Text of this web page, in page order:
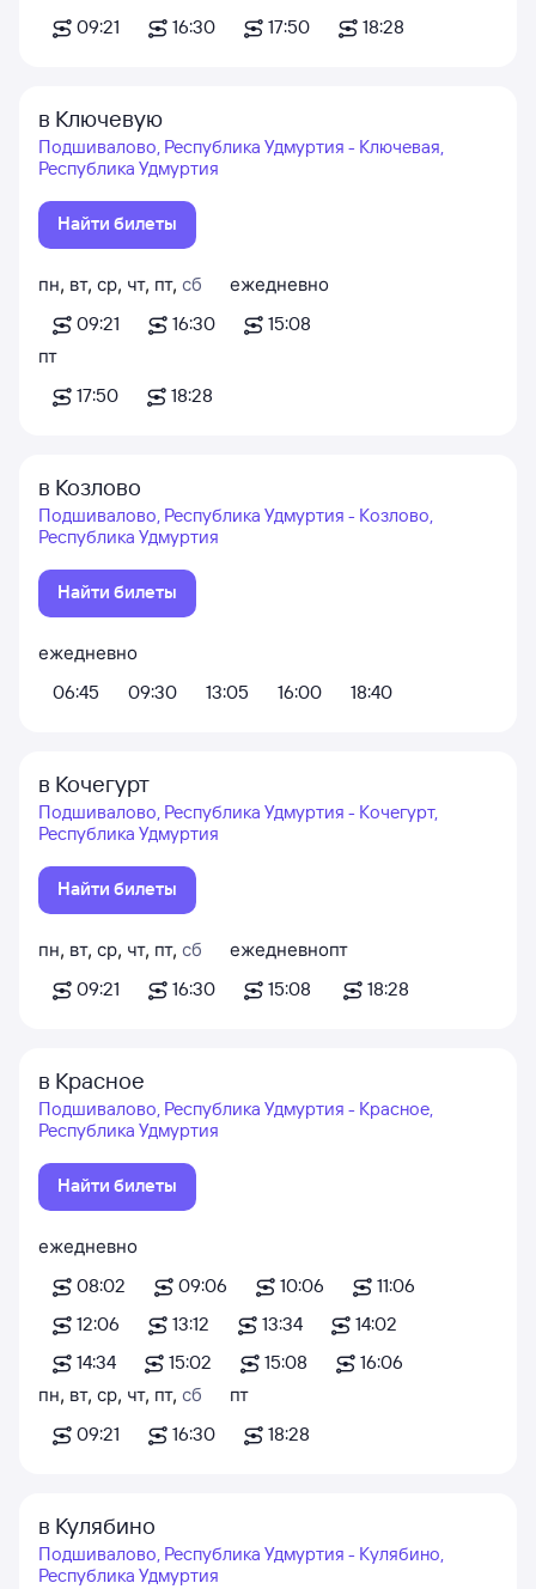
09:21
16:30
17:50
18:28
в Ключевую
Подшивалово, Республика Удмуртия - Ключевая,
Республика Удмуртия
Найти билеты
пн, вт, ср, чт, пт, сб
09:21
16:30
ежедневно
15:08
пт
17:50
18:28
в Козлово
Подшивалово, Республика Удмуртия - Козлово,
Республика Удмуртия
Найти билеты
ежедневно
06:45
09:30 13:05 16:00 18:40
в Кочегурт
Подшивалово, Республика Удмуртия - Кочегурт,
Республика Удмуртия
Найти билеты
пн, вт, ср, чт, пт, сб
09:21
16:30
ежедневно
15:08
пт
18:28
в Красное
Подшивалово, Республика Удмуртия - Красное,
Республика Удмуртия
Найти билеты
ежедневно
08:02
09:06 10:06
11:06
12:06
13:12 13:34
14:02
14:34
15:02 15:08
16:06
пн, вт, ср, чт, пт, сб
09:21
16:30
пт
18:28
в Кулябино
Подшивалово, Республика Удмуртия - Кулябино,
Республика Удмуртия